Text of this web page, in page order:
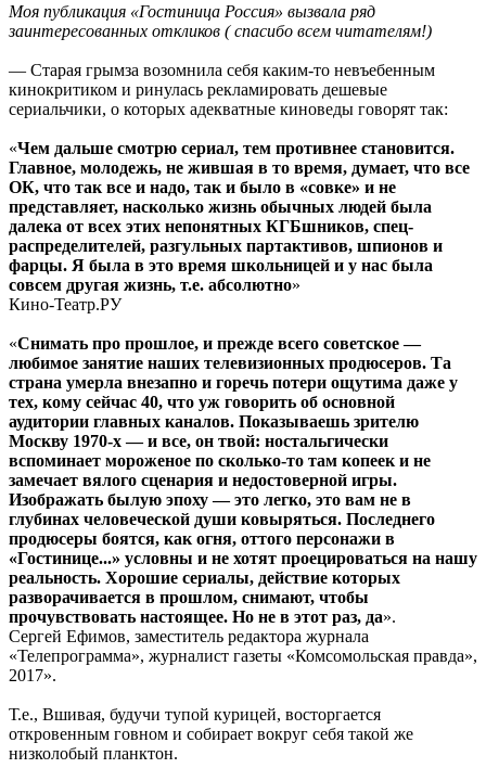
Моя публикация «Гостиница Россия» вызвала ряд
заинтересованных откликов ( спасибо всем читателям!)
— Старая грымза возомнила себя каким-то невъебенным
кинокритиком и ринулась рекламировать дешевые
сериальчики, о которых адекватные киноведы говорят так:
«Чем дальше смотрю сериал, тем противнее становится.
Главное, молодежь, не жившая в то время, думает, что все
ОК, что так все и надо, так и было в «совке» и не
представляет, насколько жизнь обычных людей была
далека от всех этих непонятных КГБшников, спец-
распределителей, разгульных партактивов, шпионов и
фарцы. Я была в это время школьницей и у нас была
совсем другая жизнь, т.е. абсолютно»
Кино-Театр.РУ
«Снимать про прошлое, и прежде всего советское —
любимое занятие наших телевизионных продюсеров. Та
страна умерла внезапно и горечь потери ощутима даже у
тех, кому сейчас 40, что уж говорить об основной
аудитории главных каналов. Показываешь зрителю
Москву 1970-х — и все, он твой: ностальгически
вспоминает мороженое по сколько-то там копеек и не
замечает вялого сценария и недостоверной игры.
Изображать былую эпоху — это легко, это вам не в
глубинах человеческой души ковыряться. Последнего
продюсеры боятся, как огня, оттого персонажи в
«Гостинице...» условны и не хотят проецироваться на нашу
реальность. Хорошие сериалы, действие которых
разворачивается в прошлом, снимают, чтобы
прочувствовать настоящее. Но не в этот раз, да».
Сергей Ефимов, заместитель редактора журнала
«Телепрограмма», журналист газеты «Комсомольская правда»,
2017».
Т.е., Вшивая, будучи тупой курицей, восторгается
откровенным говном и собирает вокруг себя такой же
низколобый планктон.